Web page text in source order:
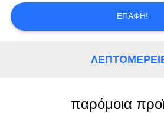
ΕΙΔΉΣΕΙΣ
ΠΡΟΣΦΟΡΆ
ΕΠΑΦΉ!
παρόμοια